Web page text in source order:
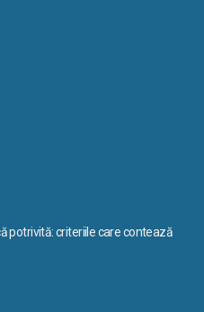
potrivită: criteriile care contează